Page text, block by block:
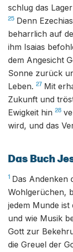
schlug das
25 Denn
beharrlich auf
ihm Isaias
dem Angesicht
Sonne zurück
Leben. 27 Mit
Zukunft und
Ewigkeit hin 28
wird, und das
Das Buch
1 Das Andenken
Wohlgerüchen,
jedem Munde
und wie Musik
Gott zur
die Greuel der